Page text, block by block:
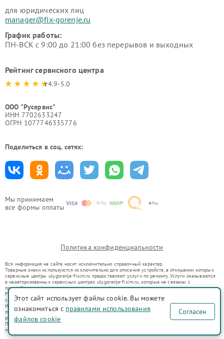
Мы принимаем
все формы оплаты
для юридических лиц
manager@fix-gorenje.ru
График работы:
ПН-ВСК с 9:00 до 21:00 без перерывов и выходных
Рейтинг сервисного центра
4.9-5.0
ООО "Русервис"
ИНН 7702633247
ОГРН 1077746335776
Поделиться в соц. сетях:
Политика конфиденциальности
Вся информация на сайте носит исключительно справочный характер.
Товарные знаки используются исключительно для описания устройств, в отношении которых
сервисные центры uly.gorenje-fixim.ru предоставляют услуги по ремонту. Услуги оказываются
в неавторизованных сервисных центрах uly.gorenje-fixim.ru, которые не связаны с
правообладателями товарных знаков или их официальными представителями.
Ремонт осуществляется для устройств, уже введенных в гражданский оборот в соответствии
со статьей 1487 ГК РФ.
Использование товарных знаков не преследует цели индивидуализации услуг или введения
потребителей в заблуждение, а служит для информирования о предоставляемых услугах по
ремонту техники указанных брендов.
Представленная на сайте информация не является публичной офертой, определяемой
положениями Статьи 437(2) Гражданского кодекса РФ
Этот сайт использует файлы cookie. Вы можете
ознакомиться с правилами использования
файлов cookie
Согласен